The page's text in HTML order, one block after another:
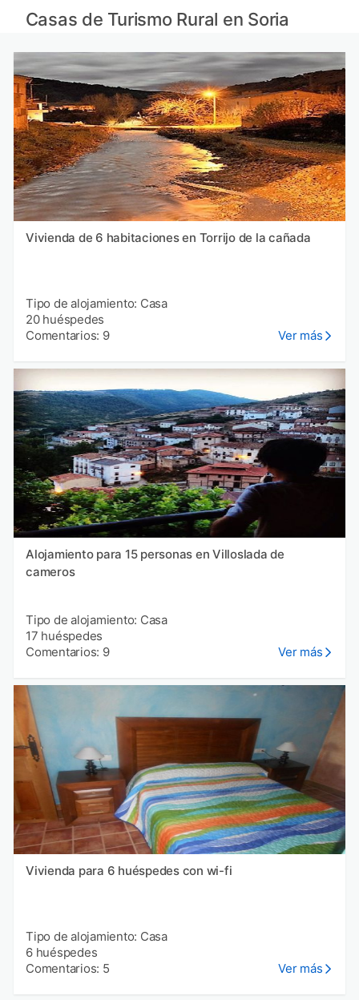
Casas rurales en Zaragoza
Casas rurales en Guipúzcoa
Casas de Turismo Rural en Soria
Vivienda de 6 habitaciones en Torrijo de la cañada
Tipo de alojamiento: Casa
20 huéspedes
Comentarios: 9
Ver más
Alojamiento para 15 personas en Villoslada de
cameros
Tipo de alojamiento: Casa
17 huéspedes
Comentarios: 9
Ver más
Vivienda para 6 huéspedes con wi-fi
Tipo de alojamiento: Casa
6 huéspedes
Comentarios: 5
Ver más